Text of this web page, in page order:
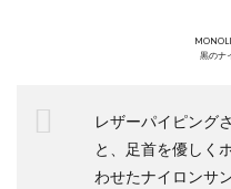
黒のナ
レザーパイピング
と、足首を優しく
わせたナイロンサ